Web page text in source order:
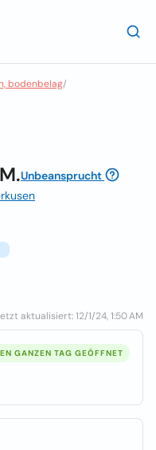
bodenbelag/
Unbeansprucht
aktualisiert: 12/1/24, 1:50 AM
GANZEN TAG GEÖFFNET